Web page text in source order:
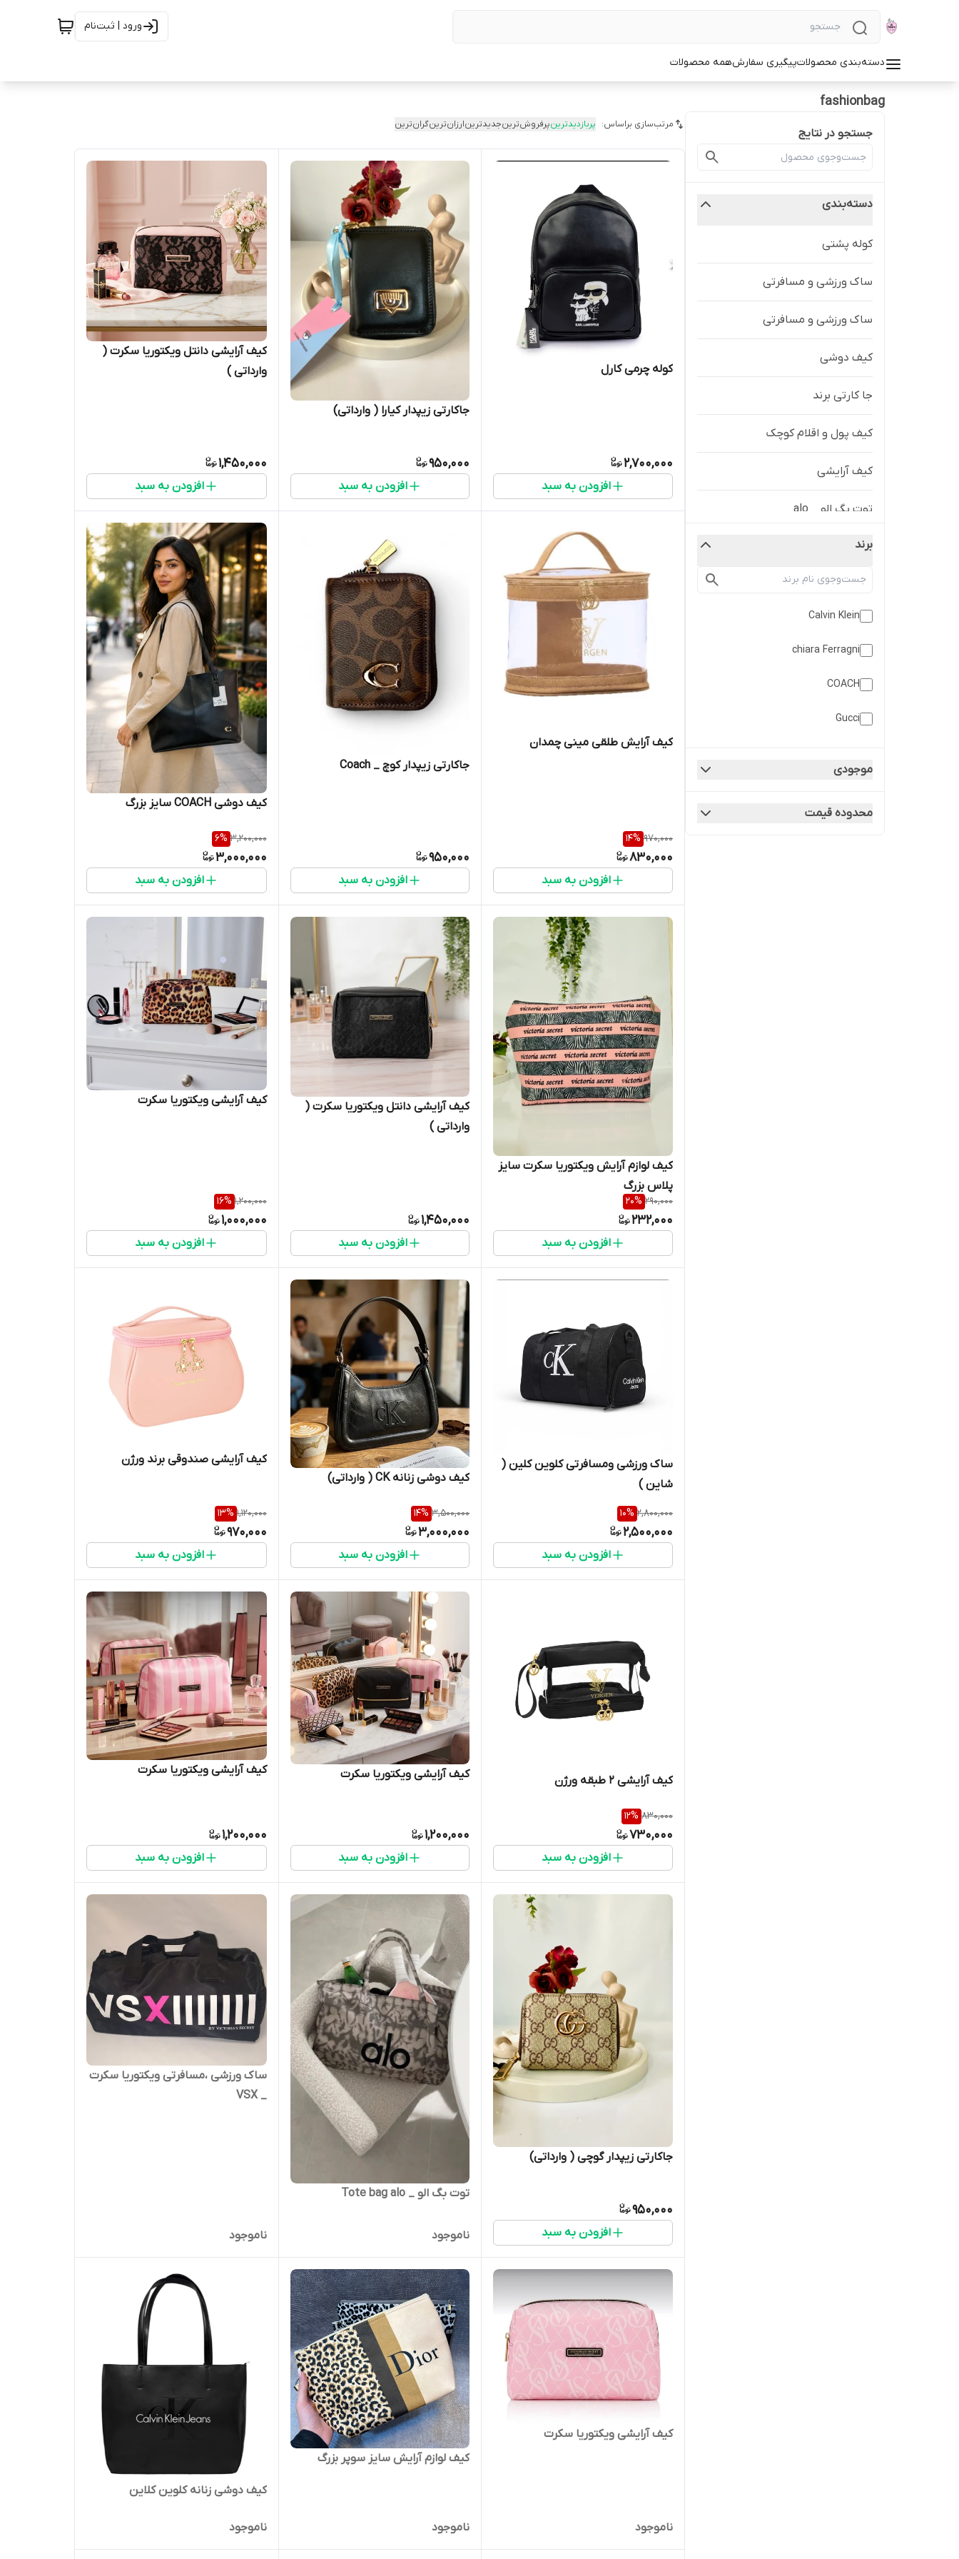
ورود | ثبت‌نام
دسته‌بندی محصولاتپیگیری سفارشهمه محصولات
fashionbag
جستجو در نتایج
دسته‌بندی
کوله پشتی
ساک ورزشی و مسافرتی
ساک ورزشی و مسافرتی
کیف دوشی
جا کارتی برند
کیف پول و اقلام کوچک
کیف آرایشی
توت بگ الو _ alo
برند
Calvin Klein
chiara Ferragni
COACH
Gucci
TOTE BAG alo – توت بگ الو
موجودی
محدوده قیمت
مرتب‌سازی براساس: پربازدیدترینپرفروش‌ترینجدیدترینارزان‌ترینگران‌ترین
کوله چرمی کارل
2,700,000
افزودن به سبد
جاکارتی زیپدار کیارا ( وارداتی)
950,000
افزودن به سبد
کیف آرایشی دانتل ویکتوریا سکرت (
وارداتی )
1,450,000
افزودن به سبد
کیف آرایش طلقی مینی چمدان
970,000
14%
830,000
افزودن به سبد
جاکارتی زیپدار کوچ _ Coach
950,000
افزودن به سبد
کیف دوشی COACH سایز بزرگ
3,200,000
6%
3,000,000
افزودن به سبد
کیف لوازم آرایش ویکتوریا سکرت سایز
پلاس بزرگ
290,000
20%
232,000
افزودن به سبد
کیف آرایشی دانتل ویکتوریا سکرت (
وارداتی )
1,450,000
افزودن به سبد
کیف آرایشی ویکتوریا سکرت
1,200,000
16%
1,000,000
افزودن به سبد
ساک ورزشی ومسافرتی کلوین کلین (
شاین )
2,800,000
10%
2,500,000
افزودن به سبد
کیف دوشی زنانه CK ( وارداتی)
3,500,000
14%
3,000,000
افزودن به سبد
کیف آرایشی صندوقی برند ورژن
1,120,000
13%
970,000
افزودن به سبد
کیف آرایشی 2 طبقه ورژن
830,000
12%
730,000
افزودن به سبد
کیف آرایشی ویکتوریا سکرت
1,200,000
افزودن به سبد
کیف آرایشی ویکتوریا سکرت
1,200,000
افزودن به سبد
جاکارتی زیپدار گوچی ( وارداتی)
950,000
افزودن به سبد
توت بگ الو _ Tote bag alo
ناموجود
ساک ورزشی ،مسافرتی ویکتوریا سکرت
_ VSX
ناموجود
کیف آرایشی ویکتوریا سکرت
ناموجود
کیف لوازم آرایش سایز سوپر بزرگ
ناموجود
کیف دوشی زنانه کلوین کلاین
ناموجود